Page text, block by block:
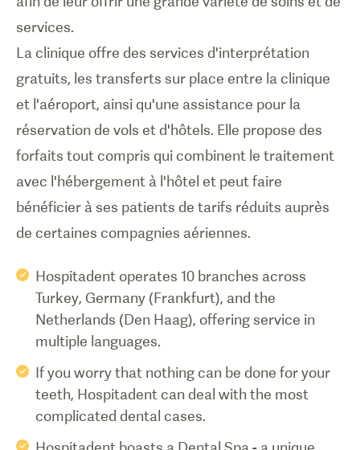
services.
La clinique offre des services d'interprétation
gratuits, les transferts sur place entre la clinique
et l'aéroport, ainsi qu'une assistance pour la
réservation de vols et d'hôtels. Elle propose des
forfaits tout compris qui combinent le traitement
avec l'hébergement à l'hôtel et peut faire
bénéficier à ses patients de tarifs réduits auprès
de certaines compagnies aériennes.
Hospitadent operates 10 branches across
Turkey, Germany (Frankfurt), and the
Netherlands (Den Haag), offering service in
multiple languages.
If you worry that nothing can be done for your
teeth, Hospitadent can deal with the most
complicated dental cases.